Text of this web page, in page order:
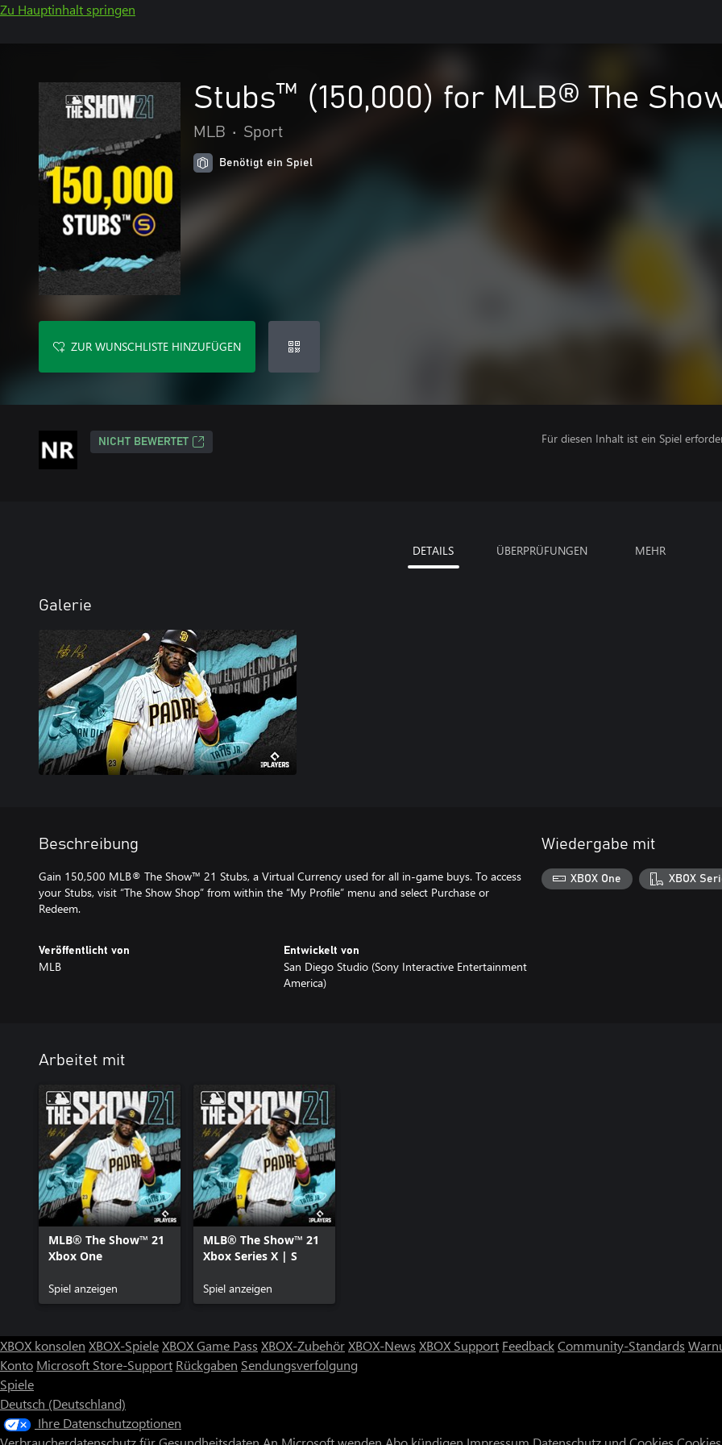
Zu Hauptinhalt springen
Stubs™ (150,000) for MLB® The
MLB • Sport
Benötigt ein Spiel
ZUR WUNSCHLISTE HINZUFÜGEN
NICHT BEWERTET Für diesen Inhalt ist ein Spiel
DETAILS ÜBERPRÜFUNGEN MEHR
Galerie
Beschreibung
Gain 150,500 MLB® The Show™ 21 Stubs, a Virtual Currency used for all in-game buys. To access
your Stubs, visit “The Show Shop” from within the “My Profile” menu and select Purchase or
Redeem.
Veröffentlicht von
MLB
Entwickelt von
San Diego Studio (Sony Interactive Entertainment
America)
Wiedergabe mit
XBOX One XBOX
Arbeitet mit
MLB® The Show™ 21
Xbox One
Spiel anzeigen
MLB® The Show™ 21
Xbox Series X | S
Spiel anzeigen
XBOX konsolen XBOX-SpieleXBOX Game Pass XBOX-ZubehörXBOX-News XBOX Support FeedbackCommunity-Standards
Konto Microsoft Store-Support Rückgaben Sendungsverfolgung
Spiele
Deutsch (Deutschland)
Ihre Datenschutzoptionen